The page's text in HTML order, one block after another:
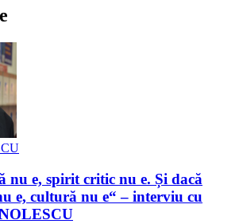
nu e, spirit critic nu e. Și dacă
e, cultură nu e“ – interviu cu